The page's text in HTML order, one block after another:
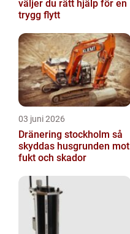
väljer du rätt hjälp för en
trygg flytt
03 juni 2026
Dränering stockholm så
skyddas husgrunden mot
fukt och skador